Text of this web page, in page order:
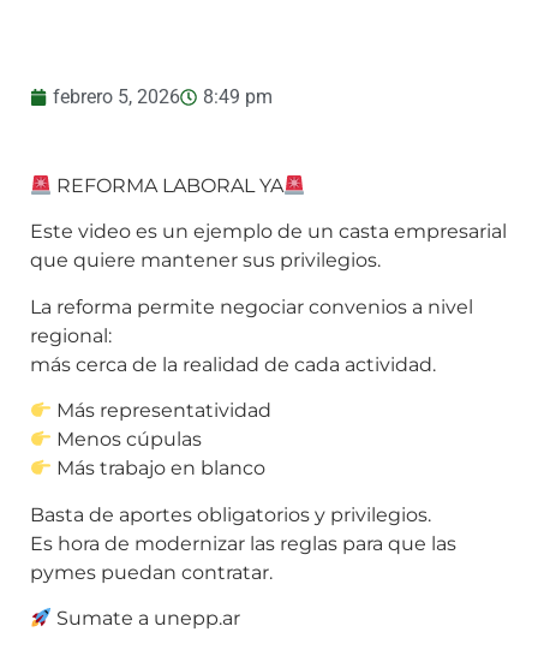
febrero 5, 2026 8:49 pm
REFORMA LABORAL YA
Este video es un ejemplo de un casta empresarial
que quiere mantener sus privilegios.
La reforma permite negociar convenios a nivel
regional:
más cerca de la realidad de cada actividad.
Más representatividad
Menos cúpulas
Más trabajo en blanco
Basta de aportes obligatorios y privilegios.
Es hora de modernizar las reglas para que las
pymes puedan contratar.
Sumate a unepp.ar